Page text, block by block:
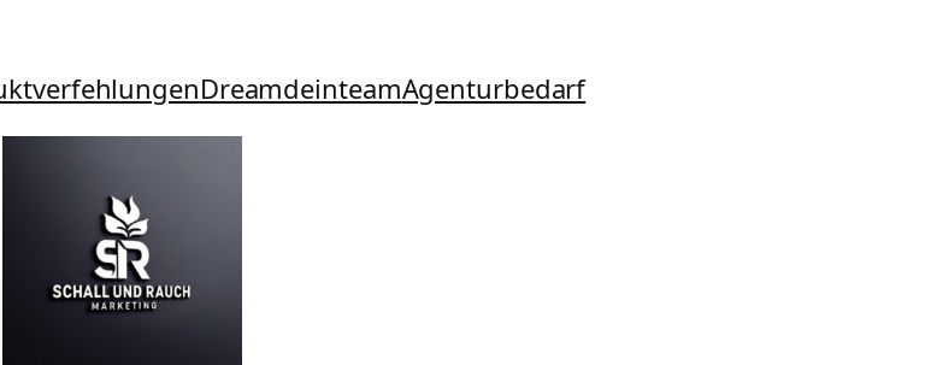
DreamdeinteamAgenturbedarf